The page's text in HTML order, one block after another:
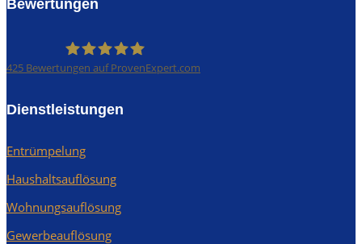
Bewertungen
425 Bewertungen auf ProvenExpert.com
Dienstleistungen
Entrümpelung
Haushaltsauflösung
Wohnungsauflösung
Gewerbeauflösung